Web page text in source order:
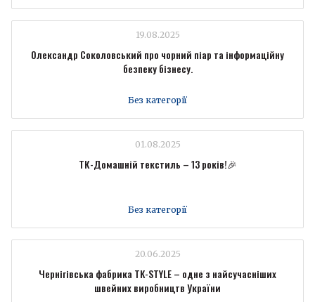
19.08.2025
Олександр Соколовський про чорний піар та інформаційну
безпеку бізнесу.
Без категорії
01.08.2025
ТК-Домашній текстиль – 13 років!🎉
Без категорії
20.06.2025
Чернігівська фабрика TK-STYLE – одне з найсучасніших
швейних виробництв України